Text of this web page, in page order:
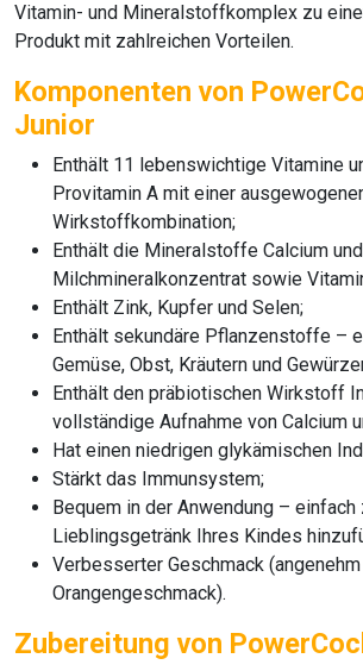
Vitamin- und Mineralstoffkomplex zu
Produkt mit zahlreichen Vorteilen.
Komponenten von
Junior
Enthält 11 lebenswichtige Vitamine
Provitamin A mit einer
Wirkstoffkombination;
Enthält die Mineralstoffe Calcium
Milchmineralkonzentrat sowie
Enthält Zink, Kupfer und Selen;
Enthält sekundäre Pflanzenstoffe –
Gemüse, Obst, Kräutern und
Enthält den präbiotischen Wirkstoff
vollständige Aufnahme von Calcium
Hat einen niedrigen glykämischen
Stärkt das Immunsystem;
Bequem in der Anwendung – einfach
Lieblingsgetränk Ihres Kindes
Verbesserter Geschmack
Orangengeschmack).
Zubereitung von